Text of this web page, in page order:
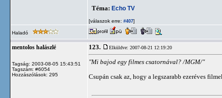
Téma: Echo TV
[válaszok erre: #407]
Haladó
mentolos halászlé
Tagság: 2003-08-05 15:43:51
Tagszám: #6054
Hozzászólások: 295
123. Elküldve: 2007-08-21 12:19:20
"Mi bajod egy filmes csatornával? /MGM/"
Csupán csak az, hogy a legszarabb ezeréves